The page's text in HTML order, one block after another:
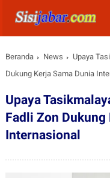
Beranda News
Upaya
Dukung Kerja Sama Dunia
Upaya
Fadli Zon Dukung
Internasional